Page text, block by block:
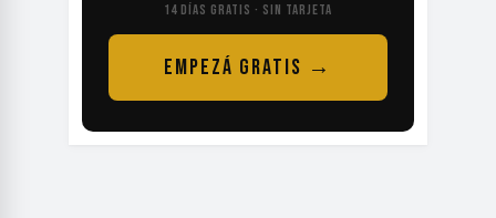
14 DÍAS GRATIS · SIN TARJETA
EMPEZÁ GRATIS →